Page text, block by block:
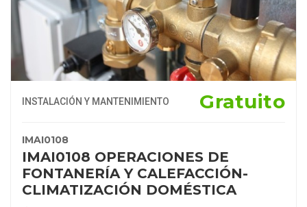
INSTALACIÓN Y MANTENIMIENTO Gratuito
IMAI0108
IMAI0108 OPERACIONES DE
FONTANERÍA Y CALEFACCIÓN-
CLIMATIZACIÓN DOMÉSTICA